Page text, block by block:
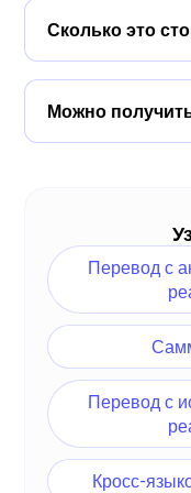
Соответствие
Сколько это
Можно начать
банковской
команде нужно
Можно
Перевод с
Перевод с
Кросс-